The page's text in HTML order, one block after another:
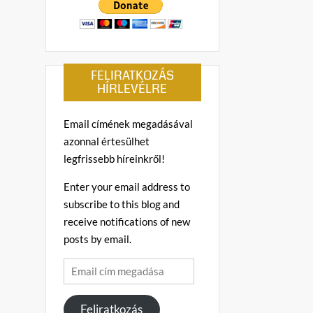
FELIRATKOZÁS
HÍRLEVÉLRE
Email címének megadásával
azonnal értesülhet
legfrissebb híreinkről!
Enter your email address to
subscribe to this blog and
receive notifications of new
posts by email.
Email
cím
megadása
Feliratkozás